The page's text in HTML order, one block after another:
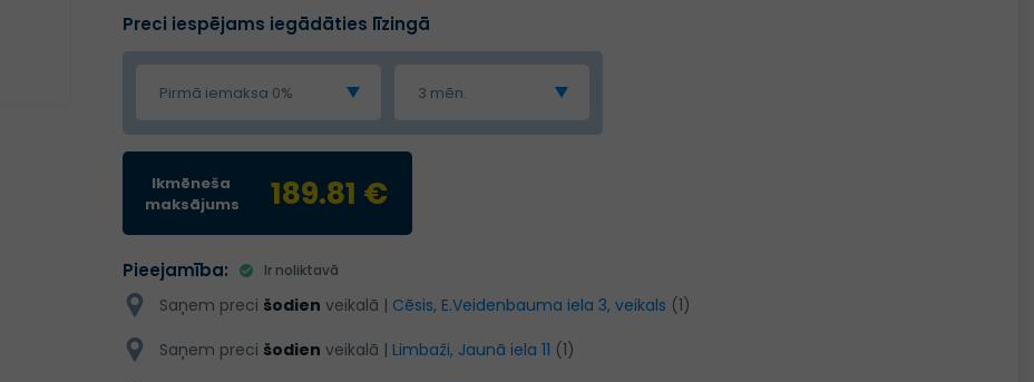
Preci iespējams iegādāties līzingā
Pirmā iemaksa 0% 3 mēn.
Ikmēneša
maksājums
189.81 €
Pieejamība: Ir noliktavā
Saņem preci šodien veikalā | Cēsis, E.Veidenbauma iela 3, veikals (1)
Saņem preci šodien veikalā | Limbaži, Jaunā iela 11 (1)